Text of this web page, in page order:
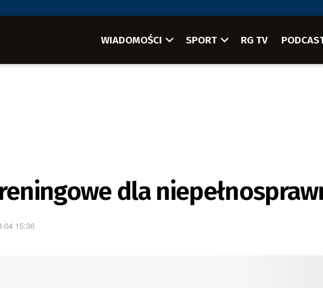
WIADOMOŚCI SPORT RG TV
dla
04 15:36